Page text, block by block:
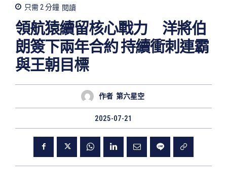
只需 2分鐘 閱讀
領航猿續留核心戰力 洋將伯
朗簽下兩年合約 持續衝刺連霸
與王朝目標
作者 第六星空
2025-07-21